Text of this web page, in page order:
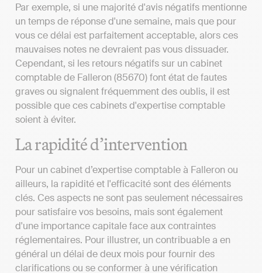
Par exemple, si une majorité d'avis négatifs mentionne
un temps de réponse d'une semaine, mais que pour
vous ce délai est parfaitement acceptable, alors ces
mauvaises notes ne devraient pas vous dissuader.
Cependant, si les retours négatifs sur un cabinet
comptable de Falleron (85670) font état de fautes
graves ou signalent fréquemment des oublis, il est
possible que ces cabinets d'expertise comptable
soient à éviter.
La rapidité d’intervention
Pour un cabinet d’expertise comptable à Falleron ou
ailleurs, la rapidité et l'efficacité sont des éléments
clés. Ces aspects ne sont pas seulement nécessaires
pour satisfaire vos besoins, mais sont également
d'une importance capitale face aux contraintes
réglementaires. Pour illustrer, un contribuable a en
général un délai de deux mois pour fournir des
clarifications ou se conformer à une vérification